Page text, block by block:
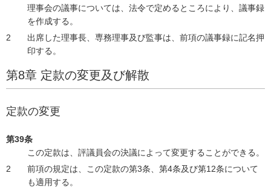
理事会の議事については、法令で定めるところにより、議事録
を作成する。
出席した理事長、専務理事及び監事は、前項の議事録に記名押
印する。
第8章 定款の変更及び解散
定款の変更
第39条
この定款は、評議員会の決議によって変更することができる。
前項の規定は、この定款の第3条、第4条及び第12条について
も適用する。